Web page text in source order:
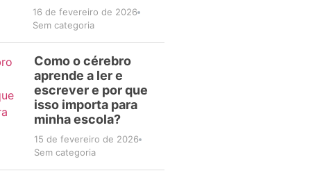
16 de fevereiro de 2026
Sem categoria
Como o cérebro
aprende a ler e
escrever e por que
isso importa para
minha escola?
15 de fevereiro de 2026
Sem categoria